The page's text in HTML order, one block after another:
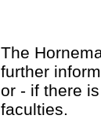
The
further
or - if there
faculties.